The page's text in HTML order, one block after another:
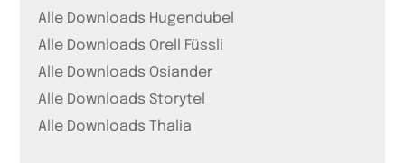
Alle Downloads Hugendubel
Alle Downloads Orell Füssli
Alle Downloads Osiander
Alle Downloads Storytel
Alle Downloads Thalia